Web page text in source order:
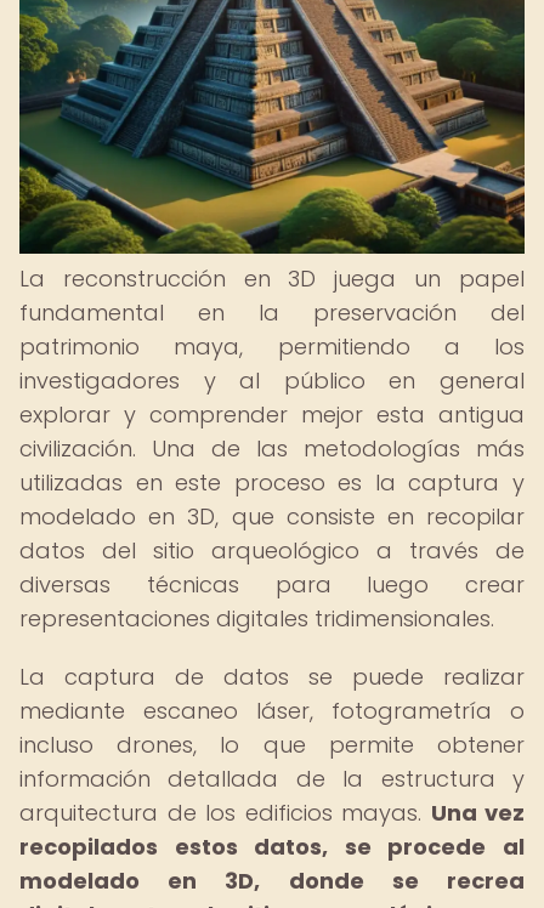
La reconstrucción en 3D juega un papel
fundamental en la preservación del
patrimonio maya, permitiendo a los
investigadores y al público en general
explorar y comprender mejor esta antigua
civilización. Una de las metodologías más
utilizadas en este proceso es la captura y
modelado en 3D, que consiste en recopilar
datos del sitio arqueológico a través de
diversas técnicas para luego crear
representaciones digitales tridimensionales.
La captura de datos se puede realizar
mediante escaneo láser, fotogrametría o
incluso drones, lo que permite obtener
información detallada de la estructura y
arquitectura de los edificios mayas. Una vez
recopilados estos datos, se procede al
modelado en 3D, donde se recrea